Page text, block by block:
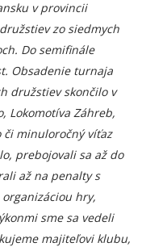
v provincii
zo siedmych
Do semifinále
Obsadenie turnaja
družstiev skončilo v
Lokomotíva Záhreb,
či minuloročný víťaz
prebojovali sa až do
až na penalty s
hry,
sme sa vedeli
majiteľovi klubu,